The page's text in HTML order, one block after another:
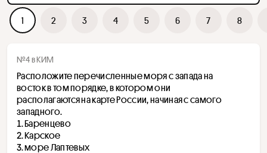
1 2 3 4 5 6 7 8
№4 в КИМ
Расположите перечисленные моря с запада на
восток в том порядке, в котором они
располагаются на карте России, начиная с самого
западного.
Баренцево
Карское
море Лаптевых